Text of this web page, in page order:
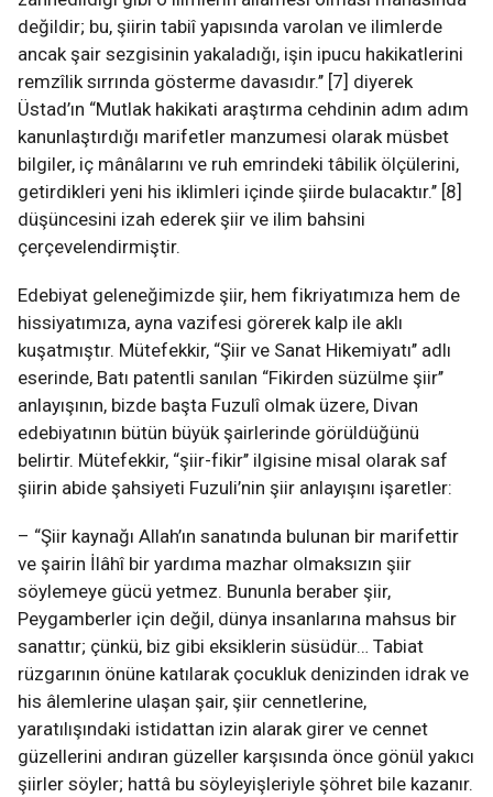
değildir; bu, şiirin tabiî yapısında varolan ve ilimlerde
ancak şair sezgisinin yakaladığı, işin ipucu hakikatlerini
remzîlik sırrında gösterme davasıdır.’’ [7] diyerek
Üstad’ın “Mutlak hakikati araştırma cehdinin adım adım
kanunlaştırdığı marifetler manzumesi olarak müsbet
bilgiler, iç mânâlarını ve ruh emrindeki tâbilik ölçülerini,
getirdikleri yeni his iklimleri içinde şiirde bulacaktır.’’ [8]
düşüncesini izah ederek şiir ve ilim bahsini
çerçevelendirmiştir.
Edebiyat geleneğimizde şiir, hem fikriyatımıza hem de
hissiyatımıza, ayna vazifesi görerek kalp ile aklı
kuşatmıştır. Mütefekkir, “Şiir ve Sanat Hikemiyatı’’ adlı
eserinde, Batı patentli sanılan “Fikirden süzülme şiir’’
anlayışının, bizde başta Fuzulî olmak üzere, Divan
edebiyatının bütün büyük şairlerinde görüldüğünü
belirtir. Mütefekkir, “şiir-fikir’’ ilgisine misal olarak saf
şiirin abide şahsiyeti Fuzuli’nin şiir anlayışını işaretler:
– “Şiir kaynağı Allah’ın sanatında bulunan bir marifettir
ve şairin İlâhî bir yardıma mazhar olmaksızın şiir
söylemeye gücü yetmez. Bununla beraber şiir,
Peygamberler için değil, dünya insanlarına mahsus bir
sanattır; çünkü, biz gibi eksiklerin süsüdür… Tabiat
rüzgarının önüne katılarak çocukluk denizinden idrak ve
his âlemlerine ulaşan şair, şiir cennetlerine,
yaratılışındaki istidattan izin alarak girer ve cennet
güzellerini andıran güzeller karşısında önce gönül yakıcı
şiirler söyler; hattâ bu söyleyişleriyle şöhret bile kazanır.